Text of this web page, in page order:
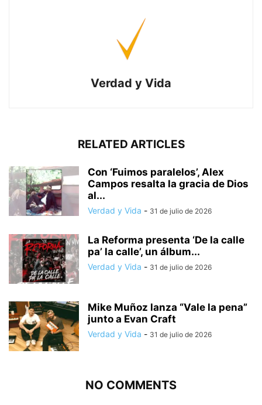
Verdad y Vida
RELATED ARTICLES
Con ‘Fuimos paralelos’, Alex
Campos resalta la gracia de Dios
al...
Verdad y Vida - 31 de julio de 2026
La Reforma presenta ‘De la calle
pa’ la calle’, un álbum...
Verdad y Vida - 31 de julio de 2026
Mike Muñoz lanza “Vale la pena”
junto a Evan Craft
Verdad y Vida - 31 de julio de 2026
NO COMMENTS